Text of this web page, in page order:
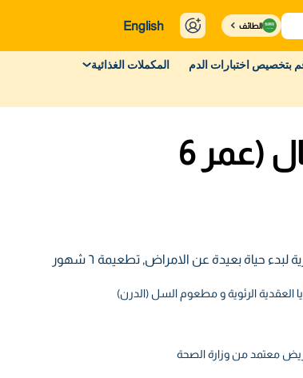
الطائف English
بتخصيص اختبارات الدم
المكملات الغذائية
تطعيم الأطفال (عمر 6
حياة بعيدة عن الامراض, تطعيمة ٦ شهور
معتمد من وزارة الصحة